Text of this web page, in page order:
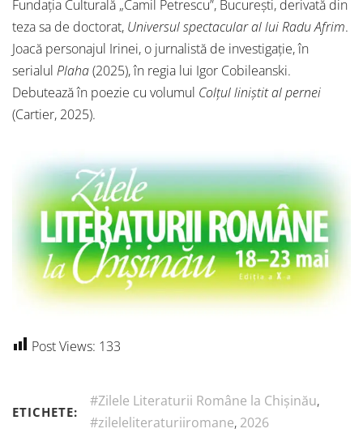
Fundația Culturală „Camil Petrescu”, București, derivată din
teza sa de doctorat, Universul spectacular al lui Radu Afrim.
Joacă personajul Irinei, o jurnalistă de investigație, în
serialul Plaha(2025), în regia lui Igor Cobileanski.
Debutează în poezie cu volumul Colțul liniștit al pernei
(Cartier, 2025).
Post Views: 133
ETICHETE:
#Zilele Literaturii Române la Chișinău,
#zileleliteraturiiromane, 2026